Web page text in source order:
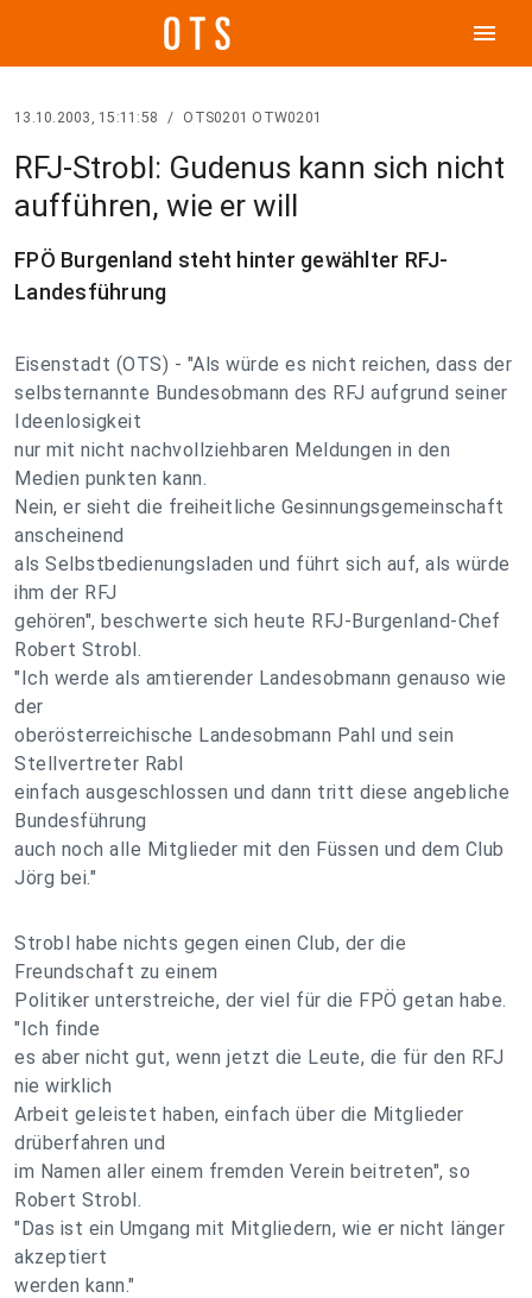
menu
13.10.2003, 15:11:58 / OTS0201 OTW0201
RFJ-Strobl: Gudenus kann sich nicht
aufführen, wie er will
FPÖ Burgenland steht hinter gewählter RFJ-
Landesführung
Eisenstadt (OTS) - "Als würde es nicht reichen, dass der
selbsternannte Bundesobmann des RFJ aufgrund seiner
Ideenlosigkeit
nur mit nicht nachvollziehbaren Meldungen in den
Medien punkten kann.
Nein, er sieht die freiheitliche Gesinnungsgemeinschaft
anscheinend
als Selbstbedienungsladen und führt sich auf, als würde
ihm der RFJ
gehören", beschwerte sich heute RFJ-Burgenland-Chef
Robert Strobl.
"Ich werde als amtierender Landesobmann genauso wie
der
oberösterreichische Landesobmann Pahl und sein
Stellvertreter Rabl
einfach ausgeschlossen und dann tritt diese angebliche
Bundesführung
auch noch alle Mitglieder mit den Füssen und dem Club
Jörg bei."
Strobl habe nichts gegen einen Club, der die
Freundschaft zu einem
Politiker unterstreiche, der viel für die FPÖ getan habe.
"Ich finde
es aber nicht gut, wenn jetzt die Leute, die für den RFJ
nie wirklich
Arbeit geleistet haben, einfach über die Mitglieder
drüberfahren und
im Namen aller einem fremden Verein beitreten", so
Robert Strobl.
"Das ist ein Umgang mit Mitgliedern, wie er nicht länger
akzeptiert
werden kann."